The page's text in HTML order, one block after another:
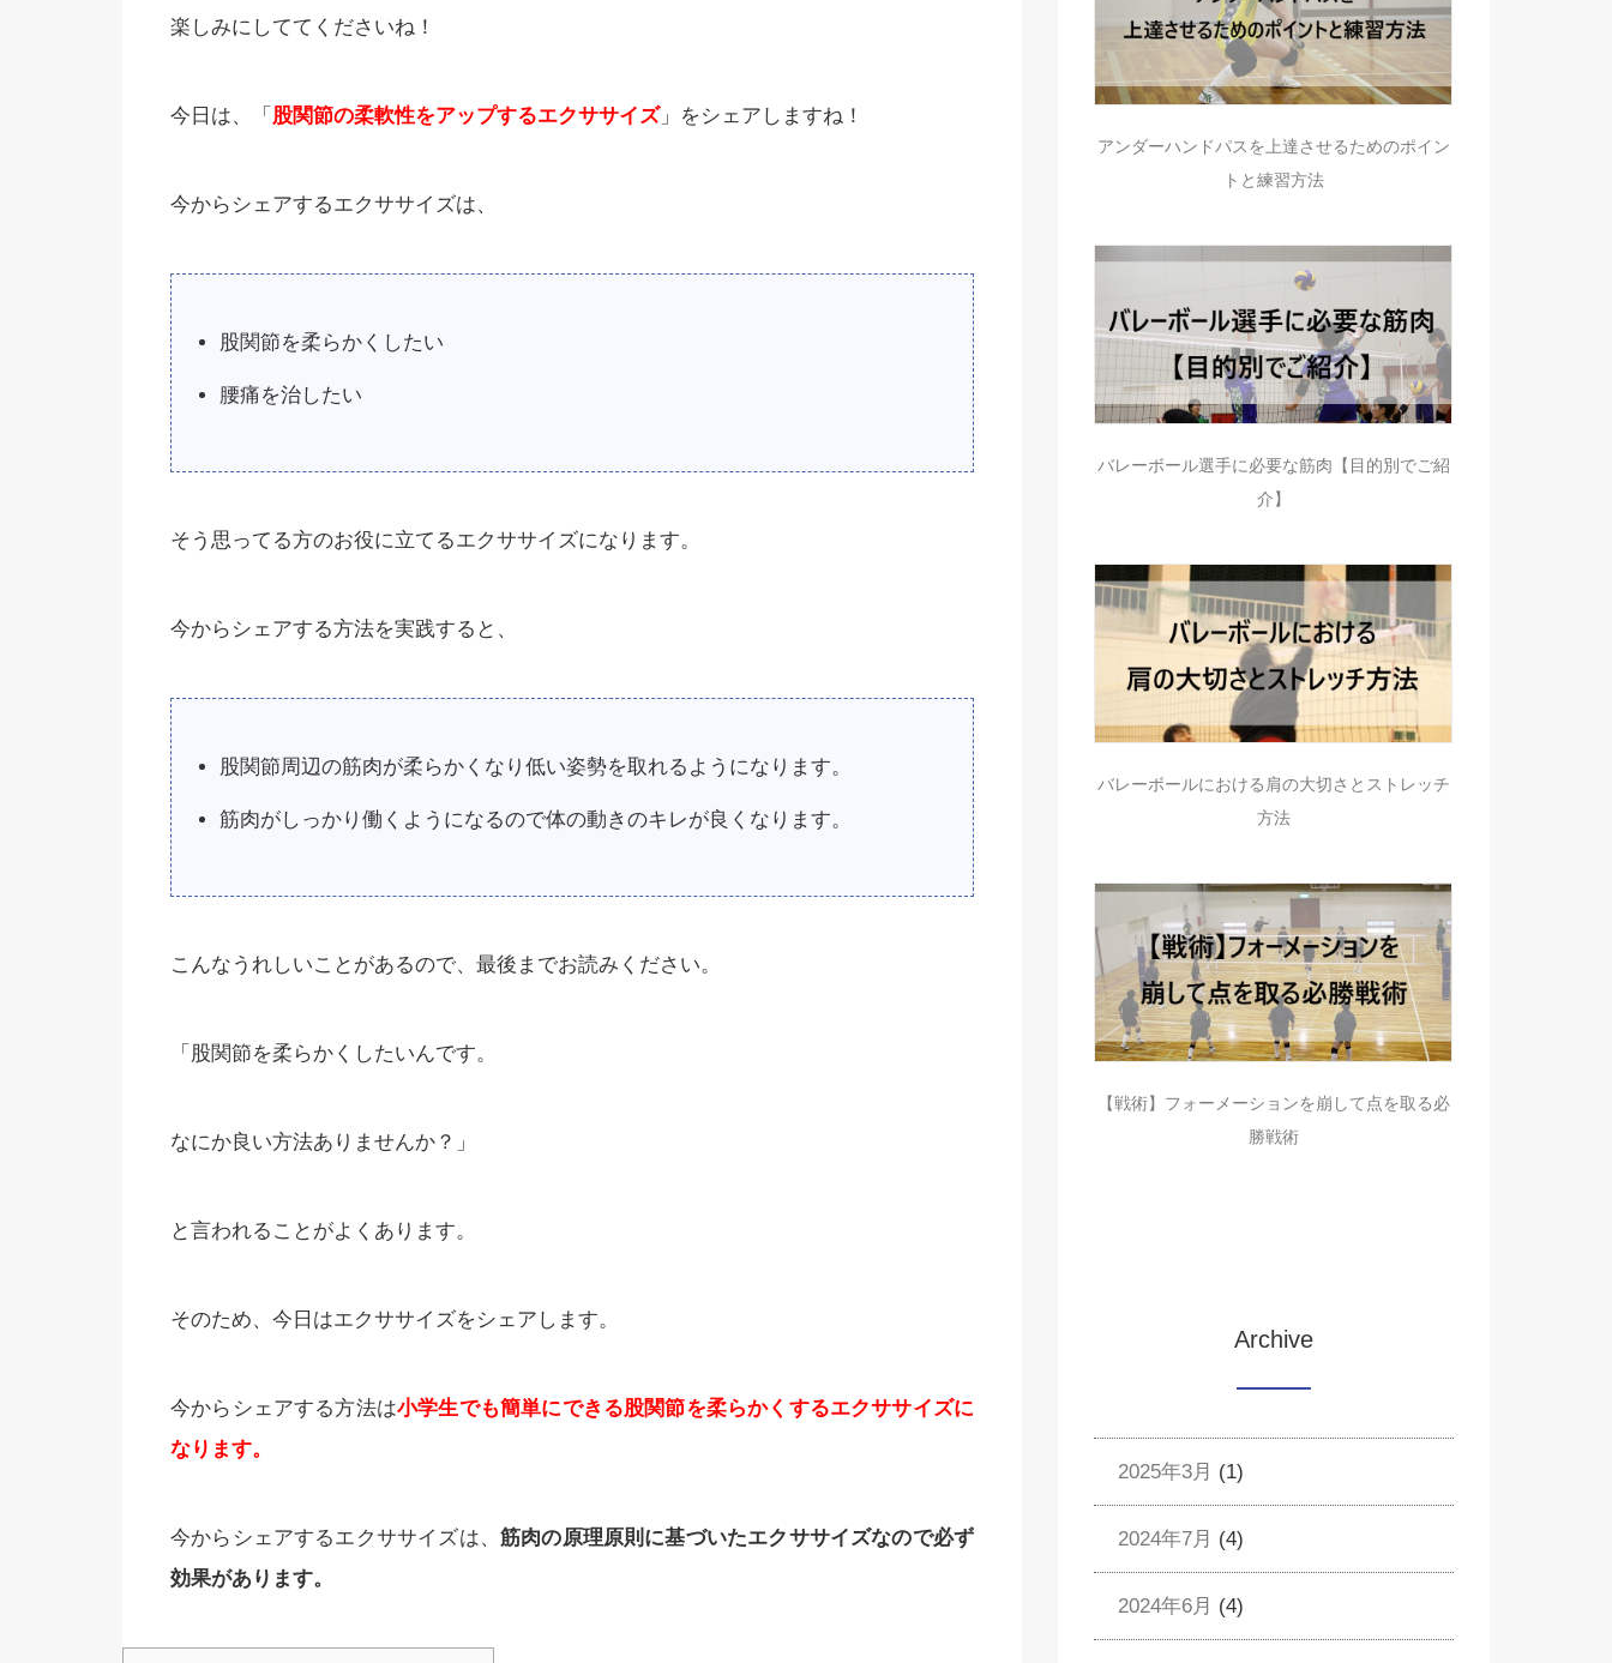
楽しみにしててくださいね！
今日は、「 股関節の柔軟性をアップするエクササイズ」をシェアしますね！
今からシェアするエクササイズは、
股関節を柔らかくしたい
腰痛を治したい
そう思ってる方のお役に立てるエクササイズになります。
今からシェアする方法を実践すると、
股関節周辺の筋肉が柔らかくなり低い姿勢を取れるようになります。
筋肉がしっかり働くようになるので体の動きのキレが良くなります。
こんなうれしいことがあるので、最後までお読みください。
「股関節を柔らかくしたいんです。
なにか良い方法ありませんか？」
と言われることがよくあります。
そのため、今日はエクササイズをシェアします。
今からシェアする方法は小学生でも簡単にできる股関節を柔らかくするエクササイズに
なります。
今からシェアするエクササイズは、 筋肉の原理原則に基づいたエクササイズなので必ず
効果があります。
アンダーハンドパスを上達させるためのポイン
トと練習方法
バレーボール選手に必要な筋肉【目的別でご紹
介】
バレーボールにおける肩の大切さとストレッチ
方法
【戦術】フォーメーションを崩して点を取る必
勝戦術
Archive
2025年3月 (1)
2024年7月 (4)
2024年6月 (4)